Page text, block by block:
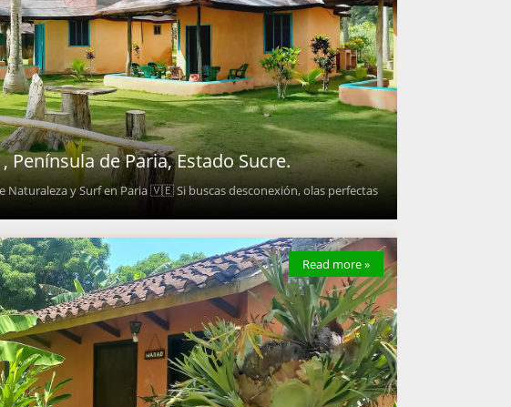
Península de Paria, Estado Sucre.
Naturaleza y Surf en Paria 🇻🇪 Si buscas desconexión, olas perfectas
Read more »